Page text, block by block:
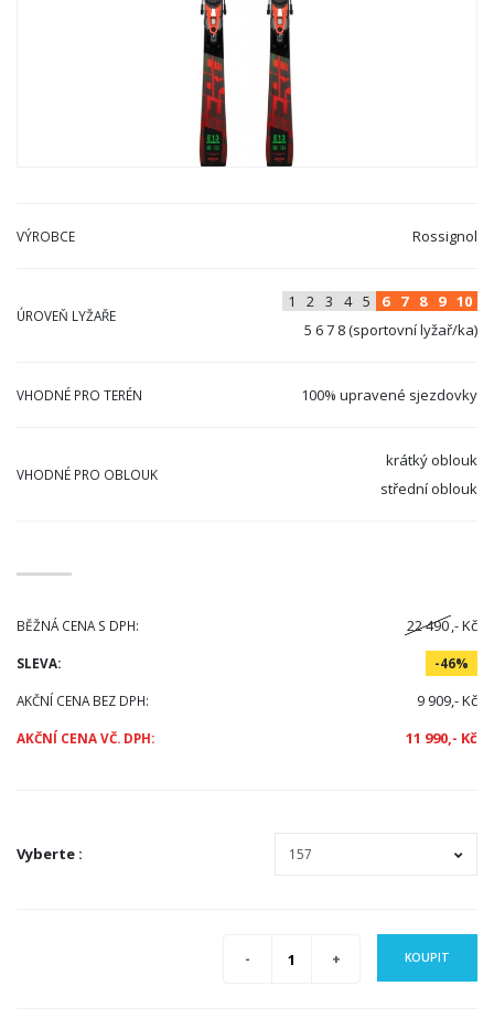
VÝROBCE Rossignol
ÚROVEŇ LYŽAŘE
1 2 3 4 5 6 7 8 9 10
5 6 7 8 (sportovní lyžař/ka)
VHODNÉ PRO TERÉN 100% upravené sjezdovky
VHODNÉ PRO OBLOUK
krátký oblouk
střední oblouk
BĚŽNÁ CENA S DPH: 22 490,- Kč
SLEVA: -46%
AKČNÍ CENA BEZ DPH: 9 909,- Kč
AKČNÍ CENA VČ. DPH: 11 990,- Kč
Vyberte :
KOUPIT